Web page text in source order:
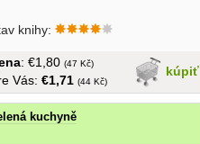
knihy:
kúpiť
: €1,80 (47 Kč)
Vás: €1,71 (44 Kč)
kuchyně